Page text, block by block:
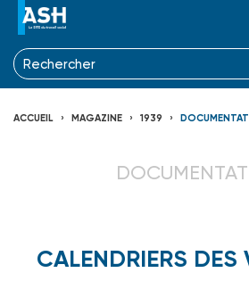
ACCUEIL MAGAZINE 1939
CALENDRIERS DES